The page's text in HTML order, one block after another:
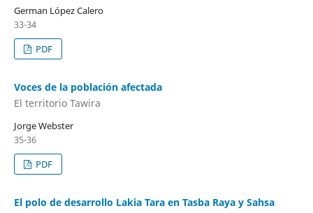
German López Calero
33-34
PDF
Voces de la población afectada
El territorio Tawira
Jorge Webster
35-36
PDF
El polo de desarrollo Lakia Tara en Tasba Raya y Sahsa